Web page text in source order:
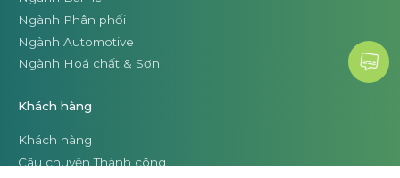
Ngành Phân phối
Ngành Automotive
Ngành Hoá chất & Sơn
Khách hàng
Khách hàng
Câu chuyện Thành công